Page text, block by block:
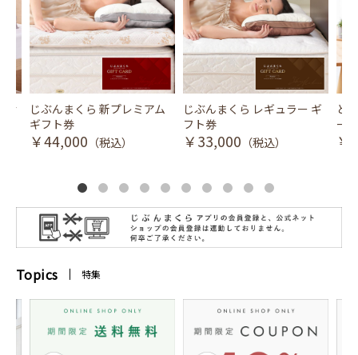
冷
じぶんまくら 新プレミアム
ギフト券
￥44,000 （税込）
じぶんまくら レギュラー ギ
フト券
￥33,000 （税込）
と
ース
￥
Topics 特集